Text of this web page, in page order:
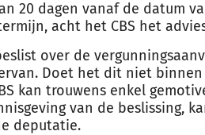
20 dagen vanaf de datum
acht het CBS het
over de
Doet het dit niet
kan trouwens enkel
van de beslissing,
deputatie.